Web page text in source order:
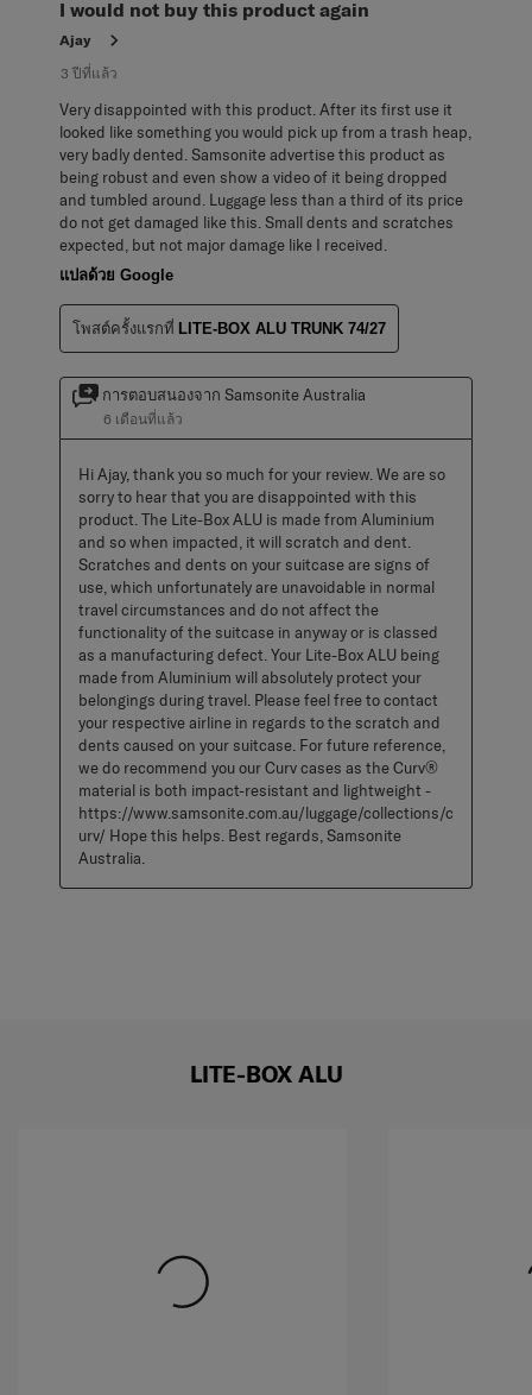
I would not buy this product again
Ajay
3 ปีที่แล้ว
Very disappointed with this product. After its first use it
looked like something you would pick up from a trash heap,
very badly dented. Samsonite advertise this product as
being robust and even show a video of it being dropped
and tumbled around. Luggage less than a third of its price
do not get damaged like this. Small dents and scratches
expected, but not major damage like I received.
แปลด้วย Google
โพสต์ครั้งแรกที่ LITE-BOX ALU TRUNK 74/27
การตอบสนองจาก Samsonite Australia
6 เดือนที่แล้ว
Hi Ajay, thank you so much for your review. We are so
sorry to hear that you are disappointed with this
product. The Lite-Box ALU is made from Aluminium
and so when impacted, it will scratch and dent.
Scratches and dents on your suitcase are signs of
use, which unfortunately are unavoidable in normal
travel circumstances and do not affect the
functionality of the suitcase in anyway or is classed
as a manufacturing defect. Your Lite-Box ALU being
made from Aluminium will absolutely protect your
belongings during travel. Please feel free to contact
your respective airline in regards to the scratch and
dents caused on your suitcase. For future reference,
we do recommend you our Curv cases as the Curv®
material is both impact-resistant and lightweight -
https://www.samsonite.com.au/luggage/collections/c
urv/ Hope this helps. Best regards, Samsonite
Australia.
LITE-BOX ALU